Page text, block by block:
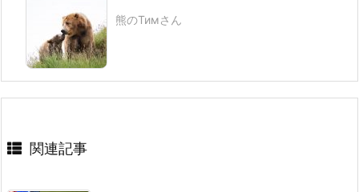
熊のТимさん
関連記事